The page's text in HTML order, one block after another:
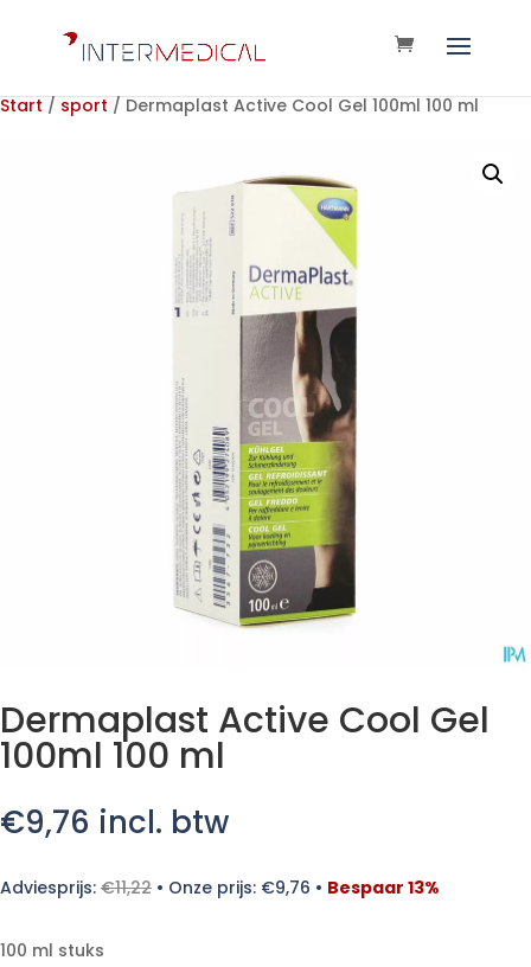
Start / sport / Dermaplast Active Cool Gel 100ml 100 ml
Dermaplast Active Cool Gel
100ml 100 ml
€9,76 incl. btw
Adviesprijs: €11,22 • Onze prijs: €9,76 • Bespaar 13%
100 ml stuks